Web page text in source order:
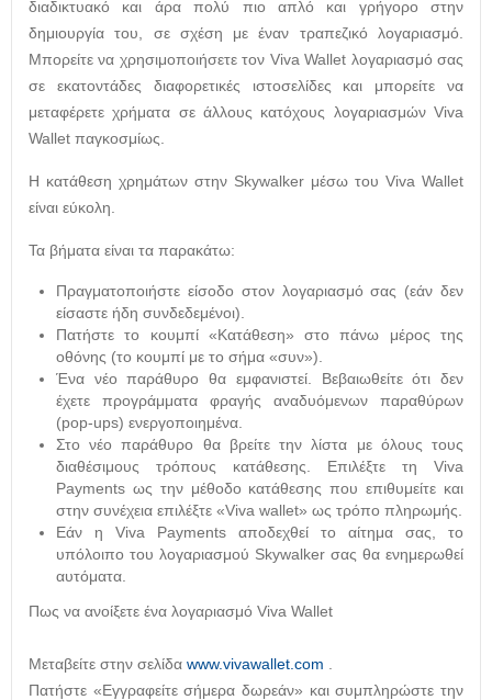
διαδικτυακό και άρα πολύ πιο απλό και γρήγορο στην
δημιουργία του, σε σχέση με έναν τραπεζικό λογαριασμό.
Μπορείτε να χρησιμοποιήσετε τον Viva Wallet λογαριασμό σας
σε εκατοντάδες διαφορετικές ιστοσελίδες και μπορείτε να
μεταφέρετε χρήματα σε άλλους κατόχους λογαριασμών Viva
Wallet παγκοσμίως.
Η κατάθεση χρημάτων στην Skywalker μέσω του Viva Wallet
είναι εύκολη.
Τα βήματα είναι τα παρακάτω:
Πραγματοποιήστε είσοδο στον λογαριασμό σας (εάν δεν
είσαστε ήδη συνδεδεμένοι).
Πατήστε το κουμπί «Κατάθεση» στο πάνω μέρος της
οθόνης (το κουμπί με το σήμα «συν»).
Ένα νέο παράθυρο θα εμφανιστεί. Βεβαιωθείτε ότι δεν
έχετε προγράμματα φραγής αναδυόμενων παραθύρων
(pop-ups) ενεργοποιημένα.
Στο νέο παράθυρο θα βρείτε την λίστα με όλους τους
διαθέσιμους τρόπους κατάθεσης. Επιλέξτε τη Viva
Payments ως την μέθοδο κατάθεσης που επιθυμείτε και
στην συνέχεια επιλέξτε «Viva wallet» ως τρόπο πληρωμής.
Εάν η Viva Payments αποδεχθεί το αίτημα σας, το
υπόλοιπο του λογαριασμού Skywalker σας θα ενημερωθεί
αυτόματα.
Πως να ανοίξετε ένα λογαριασμό Viva Wallet
Μεταβείτε στην σελίδα www.vivawallet.com
Πατήστε «Eγγραφείτε σήμερα δωρεάν» και συμπληρώστε την